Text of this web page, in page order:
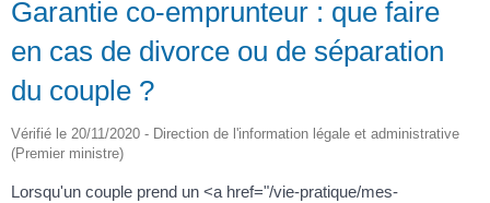
Garantie co-emprunteur : que faire
en cas de divorce ou de séparation
du couple ?
Vérifié le 20/11/2020 - Direction de l'information légale et administrative
(Premier ministre)
Lorsqu'un couple prend un <a href="/vie-pratique/mes-